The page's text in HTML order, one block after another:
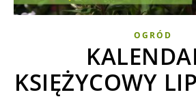
OGRÓD
KSIĘŻYCOWY